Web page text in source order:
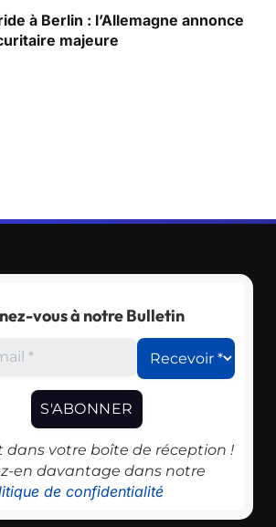
à Berlin : l’Allemagne annonce
majeure
vous à notre Bulletin
dans votre boîte de réception !
en davantage dans notre
de confidentialité